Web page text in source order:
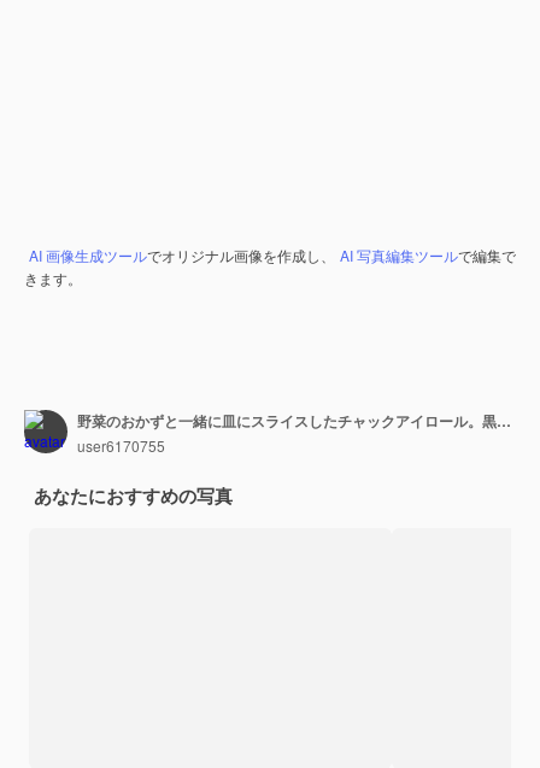
AI 画像生成ツールでオリジナル画像を作成し、 AI 写真編集ツールで編集で
きます。
野菜のおかずと一緒に皿にスライスしたチャックアイロール。黒の背景。上面図。
user6170755
あなたにおすすめの写真